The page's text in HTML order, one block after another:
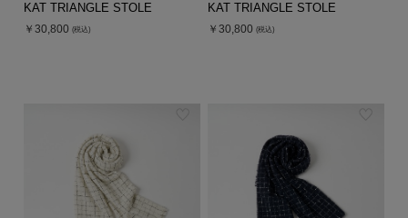
KAT TRIANGLE STOLE
￥30,800 (税込)
KAT TRIANGLE STOLE
￥30,800 (税込)